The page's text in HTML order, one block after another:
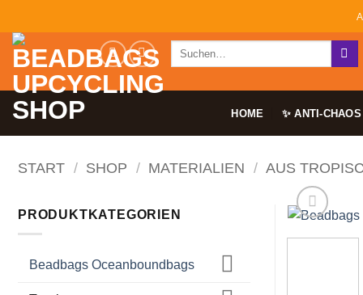
Inhalt
springen
Suchen
HOME ✨ ANTI-CHAOS
START / SHOP / MATERIALIEN / AUS
PRODUKTKATEGORIEN
Beadbags Oceanboundbags